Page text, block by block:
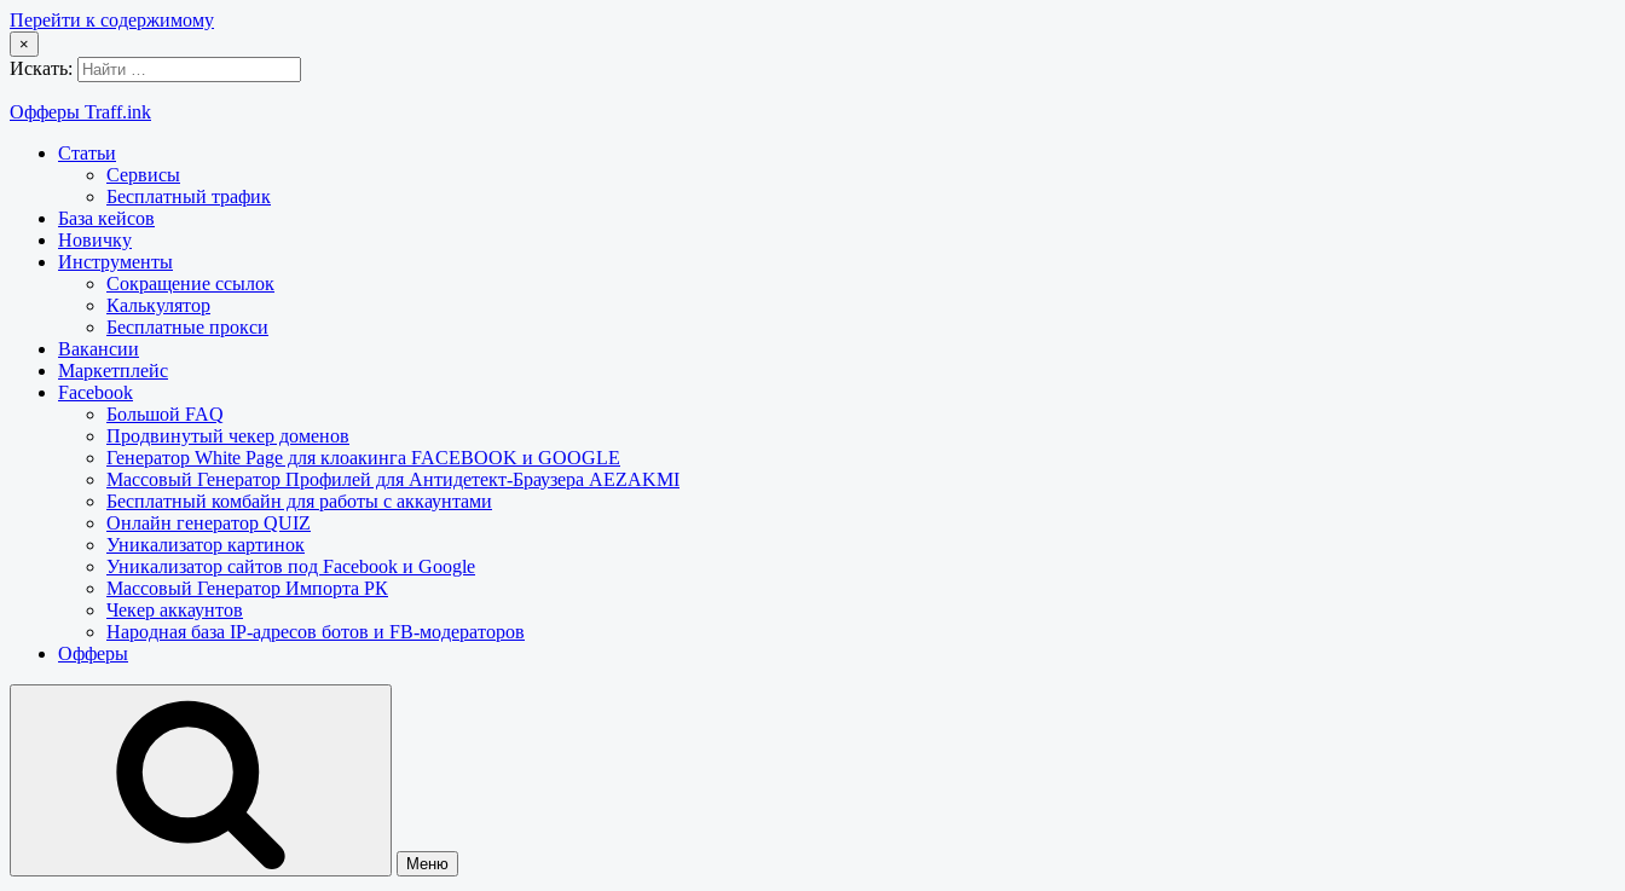
Перейти к содержимому
×
Искать:
Офферы Traff.ink
Статьи
Сервисы
Бесплатный трафик
База кейсов
Новичку
Инструменты
Сокращение ссылок
Калькулятор
Бесплатные прокси
Вакансии
Маркетплейс
Facebook
Большой FAQ
Продвинутый чекер доменов
Генератор White Page для клоакинга FACEBOOK и GOOGLE
Массовый Генератор Профилей для Антидетект-Браузера AEZAKMI
Бесплатный комбайн для работы с аккаунтами
Онлайн генератор QUIZ
Уникализатор картинок
Уникализатор сайтов под Facebook и Google
Массовый Генератор Импорта РК
Чекер аккаунтов
Народная база IP-адресов ботов и FB-модераторов
Офферы
Меню